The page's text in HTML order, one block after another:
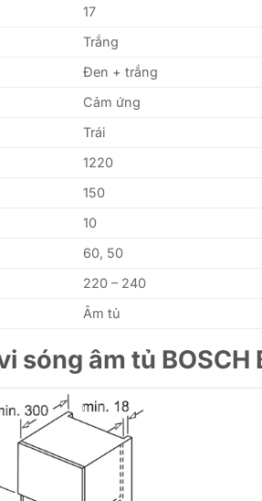
17
Trắng
Đen + trắng
Cảm ứng
Trái
1220
150
10
60, 50
220 – 240
Âm tủ
sóng âm tủ BOSCH